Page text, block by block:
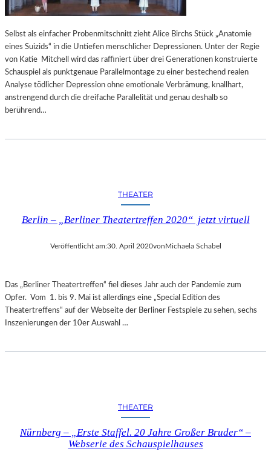
Selbst als einfacher Probenmitschnitt zieht Alice Birchs Stück „Anatomie
eines Suizids“ in die Untiefen menschlicher Depressionen. Unter der Regie
von Katie Mitchell wird das raffiniert über drei Generationen konstruierte
Schauspiel als punktgenaue Parallelmontage zu einer bestechend realen
Analyse tödlicher Depression ohne emotionale Verbrämung, knallhart,
anstrengend durch die dreifache Parallelität und genau deshalb so
berührend…
THEATER
Berlin – „Berliner Theatertreffen 2020“ jetzt virtuell
Veröffentlicht am:30. April 2020vonMichaela Schabel
Das „Berliner Theatertreffen“ fiel dieses Jahr auch der Pandemie zum
Opfer. Vom 1. bis 9. Mai ist allerdings eine „Special Edition des
Theatertreffens“ auf der Webseite der Berliner Festspiele zu sehen, sechs
Inszenierungen der 10er Auswahl …
THEATER
Nürnberg – „Erste Staffel. 20 Jahre Großer Bruder“ –
Webserie des Schauspielhauses